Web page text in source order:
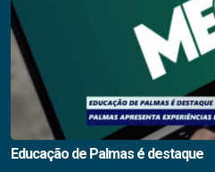
Educação de Palmas é destaque